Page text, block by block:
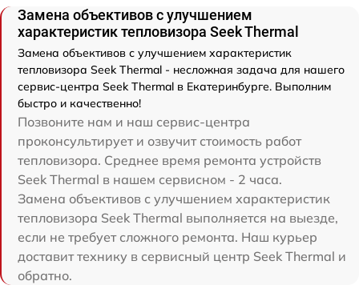
Замена объективов с улучшением
характеристик тепловизора Seek Thermal
Замена объективов с улучшением характеристик
тепловизора Seek Thermal - несложная задача для нашего
сервис-центра Seek Thermal в Екатеринбурге. Выполним
быстро и качественно!
Позвоните нам и наш сервис-центра
проконсультирует и озвучит стоимость работ
тепловизора. Среднее время ремонта устройств
Seek Thermal в нашем сервисном - 2 часа.
Замена объективов с улучшением характеристик
тепловизора Seek Thermal выполняется на выезде,
если не требует сложного ремонта. Наш курьер
доставит технику в сервисный центр Seek Thermal и
обратно.